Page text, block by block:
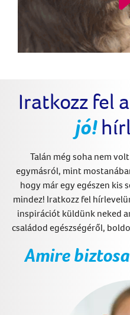
Iratkozz fel a
jó!
Talán még soha nem
egymásról, mint
hogy már egy egészen kis
mindez! Iratkozz fel
inspirációt küldünk neked
családod egészségéről,
Amire